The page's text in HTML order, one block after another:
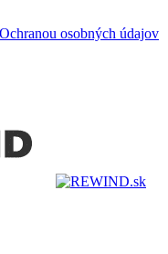
Ochranou osobných údajov